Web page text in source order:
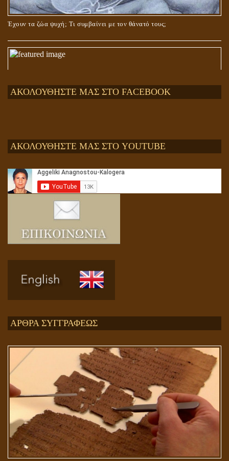
ΑΡΘΡΑ ΣΥΓΓΡΑΦΕΩΣ
Έχουν τα ζώα ψυχή; Τι συμβαίνει με τον θάνατό τους;
Αληθής και επίπλαστη πνευματικότητα
ΤΟ ΣΗΜΕΙΟ ΤΟΥ ΣΤΑΥΡΟΥ
ΑΚΟΛΟΥΘΗΣΤΕ ΜΑΣ ΣΤΟ FACEBOOK
ΑΚΟΛΟΥΘΗΣΤΕ ΜΑΣ ΣΤΟ YOUTUBE